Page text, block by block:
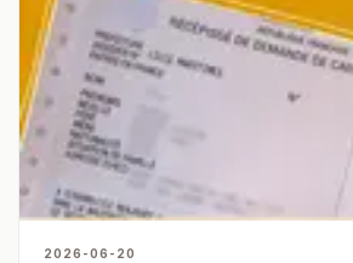
2026-06-20